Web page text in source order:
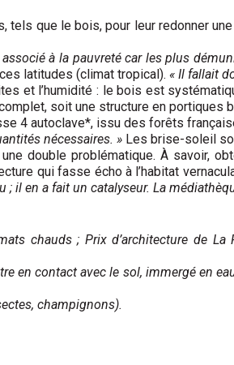
que le bois, pour leur redonner
à la pauvreté car les plus
latitudes (climat tropical). « Il fallait
et l’humidité : le bois est
soit une structure en portiques
4 autoclave*, issu des forêts
nécessaires. » Les brise-soleil
double problématique. À savoir,
qui fasse écho à l’habitat
; il en a fait un catalyseur. La
chauds ; Prix d’architecture de
en contact avec le sol, immergé en
champignons).